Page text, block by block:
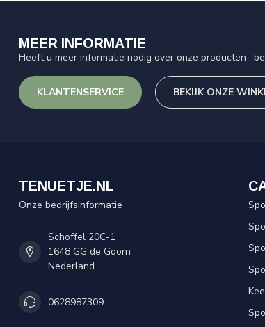
MEER INFORMATIE
Heeft u meer informatie nodig over onze producten ,
KLANTENSERVICE BEKIJK ONZE
TENUETJE.NL
Onze bedrijfsinformatie
Schoffel 20C-1
1648 GG de Goorn
Nederland
0628987309